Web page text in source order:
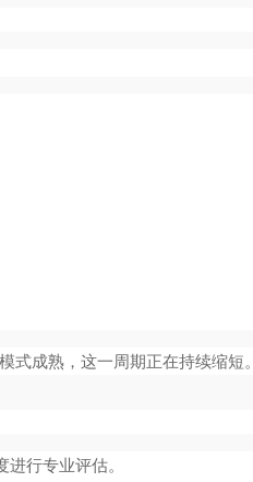
式成熟，这一周期正在持续缩短。
行专业评估。